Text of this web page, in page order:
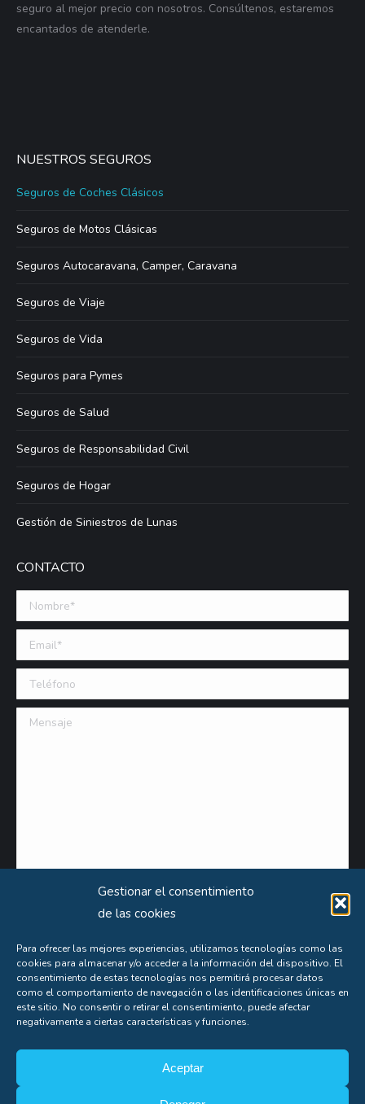
Gestionar el consentimiento
de las cookies
Para ofrecer las mejores experiencias, utilizamos tecnologías como las
cookies para almacenar y/o acceder a la información del dispositivo. El
consentimiento de estas tecnologías nos permitirá procesar datos
como el comportamiento de navegación o las identificaciones únicas en
este sitio. No consentir o retirar el consentimiento, puede afectar
negativamente a ciertas características y funciones.
Aceptar
seguro al mejor precio con nosotros. Consúltenos, estaremos
encantados de atenderle.
NUESTROS SEGUROS
Seguros de Coches Clásicos
Seguros de Motos Clásicas
Seguros Autocaravana, Camper, Caravana
Seguros de Viaje
Seguros de Vida
Seguros para Pymes
Seguros de Salud
Seguros de Responsabilidad Civil
Seguros de Hogar
Gestión de Siniestros de Lunas
CONTACTO
Nombre *
Email (requerido)
Teléfono
Mensaje
Puede obtener información extensa sobre el uso que le damos a sus datos personales
consultando nuestraPolítica de Privacidad
Aceptas nuestrapolítica de privacidad